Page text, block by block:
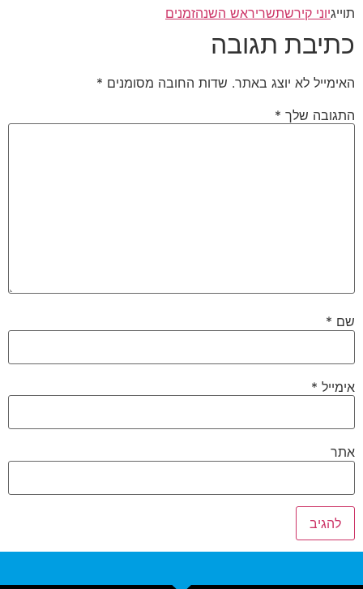
תוייגיוני קירשתשריראש השנהזמנים
כתיבת תגובה
האימייל לא יוצג באתר. שדות החובה מסומנים *
התגובה שלך *
שם *
אימייל *
אתר